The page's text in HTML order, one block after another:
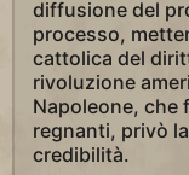
diffusione del
processo,
cattolica del
rivoluzione
Napoleone, che
regnanti, privò
credibilità.